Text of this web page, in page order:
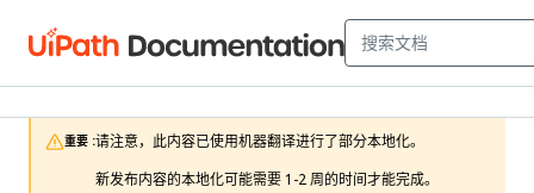
重要 :请注意，此内容已使用机器翻译进行了部分本地化。
新发布内容的本地化可能需要 1-2 周的时间才能完成。